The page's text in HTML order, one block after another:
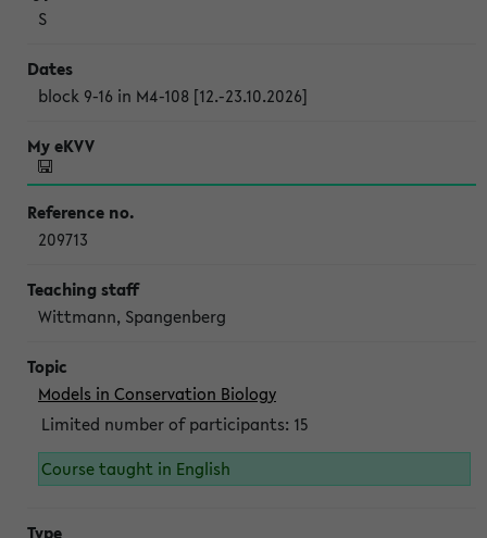
S
block 9-16 in M4-108 [12.-23.10.2026]
209713
Wittmann, Spangenberg
Models in Conservation Biology
Limited number of participants: 15
Course taught in English